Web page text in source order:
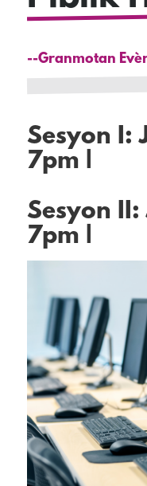
--Granmotan
Sesyon I:
7pm |
Sesyon II:
7pm |